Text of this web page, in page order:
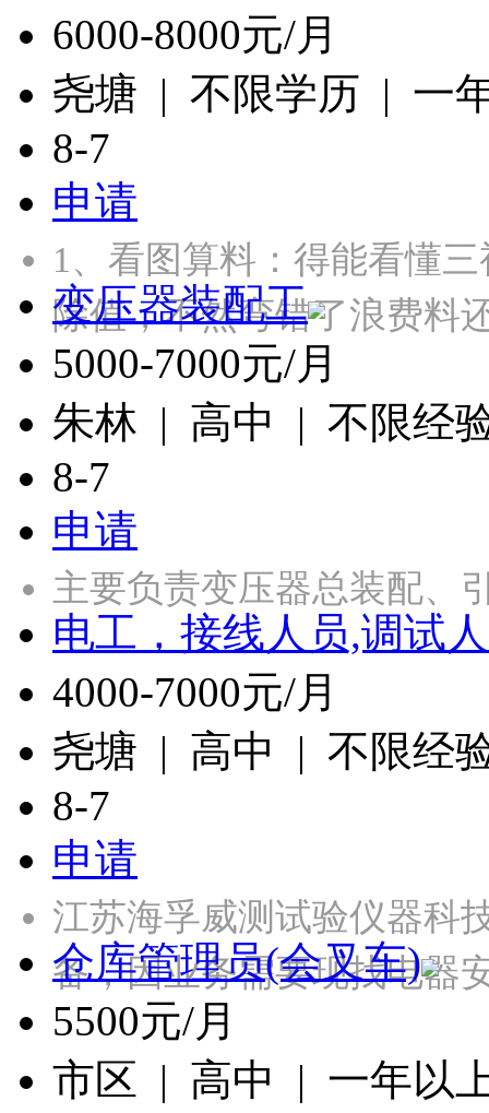
6000-8000元/月
尧塘 | 不限学历 | 一
8-7
申请
1、‌看图算料‌：得能看懂
除值，不然弯错了浪费
变压器装配工
5000-7000元/月
朱林 | 高中 | 不限经
8-7
申请
主要负责变压器总装配
电工，接线人员,调试
4000-7000元/月
尧塘 | 高中 | 不限经
8-7
申请
江苏海孚威测试验仪器科
备，因业务需要现找电
仓库管理员(会叉车)
5500元/月
市区 | 高中 | 一年以